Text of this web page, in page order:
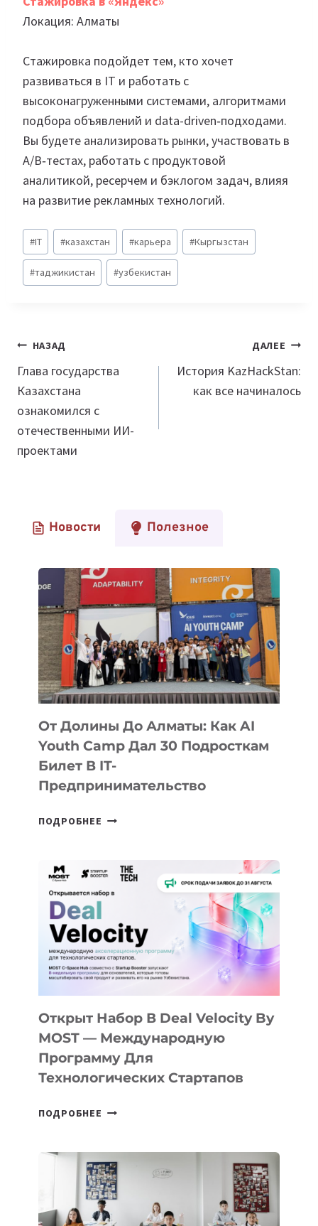
Локация: Алматы
Стажировка подойдет тем, кто хочет
развиваться в IT и работать с
высоконагруженными системами, алгоритмами
подбора объявлений и data-driven‑подходами.
Вы будете анализировать рынки, участвовать в
A/B‑тестах, работать с продуктовой
аналитикой, ресерчем и бэклогом задач, влияя
на развитие рекламных технологий.
Метки
записи:
#IT #казахстан #карьера #Кыргызстан
#таджикистан #узбекистан
Навигация
по
записям
НАЗАД
Глава государства
Казахстана
ознакомился с
отечественными ИИ-
проектами
ДАЛЕЕ
История KazHackStan:
как все начиналось
Новости Полезное
От Долины До Алматы: Как AI
Youth Camp Дал 30 Подросткам
Билет В IT-
Предпринимательство
ПОДРОБНЕЕ ОТ
АЛМАТЫ:
КАК
AI
YOUTH
CAMP
ДАЛ
30
ПОДРОСТКАМ
БИЛЕТ
В
ПРЕДПРИНИМАТЕЛЬСТВО
Открыт Набор В Deal Velocity By
MOST — Международную
Программу Для
Технологических Стартапов
ПОДРОБНЕЕ ОТКРЫТ
DEAL
VELOCITY
BY
MOST